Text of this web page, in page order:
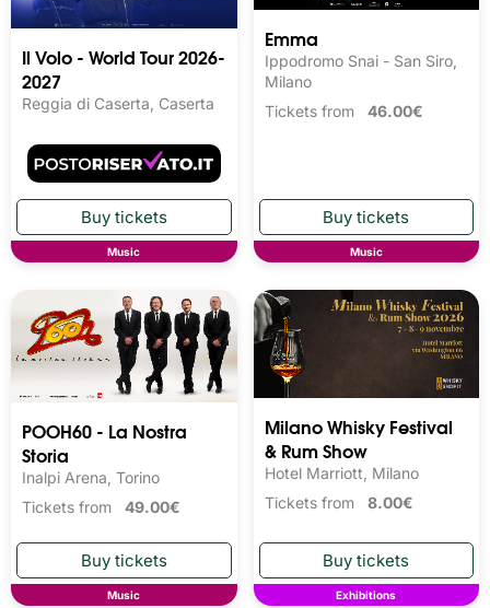
Il Volo - World Tour 2026-
2027
Reggia di Caserta, Caserta
Music
Emma
Ippodromo Snai - San Siro,
Milano
Tickets from 46.00€
Music
POOH60 - La Nostra
Storia
Inalpi Arena, Torino
Tickets from 49.00€
Music
Milano Whisky Festival
& Rum Show
Hotel Marriott, Milano
Tickets from 8.00€
Exhibitions